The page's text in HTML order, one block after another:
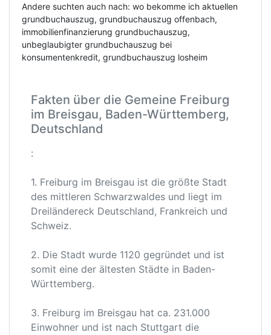
Andere suchten auch nach: wo bekomme ich aktuellen
grundbuchauszug, grundbuchauszug offenbach,
immobilienfinanzierung grundbuchauszug,
unbeglaubigter grundbuchauszug bei
konsumentenkredit, grundbuchauszug losheim
Fakten über die Gemeine Freiburg
im Breisgau, Baden-Württemberg,
Deutschland
:
1. Freiburg im Breisgau ist die größte Stadt
des mittleren Schwarzwaldes und liegt im
Dreiländereck Deutschland, Frankreich und
Schweiz.
2. Die Stadt wurde 1120 gegründet und ist
somit eine der ältesten Städte in Baden-
Württemberg.
3. Freiburg im Breisgau hat ca. 231.000
Einwohner und ist nach Stuttgart die